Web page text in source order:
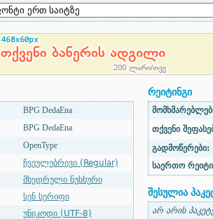
BPG DedaEna
BPG DedaEna
OpenType
ჩვეულებრივი (Regular)
მხედრული ნუსხური
სენ სერიფი
უნიკოდი (UTF-8)
რეიტინგი
თქვენი
გადმოწერები:
საერთო
შესულია
არ არის